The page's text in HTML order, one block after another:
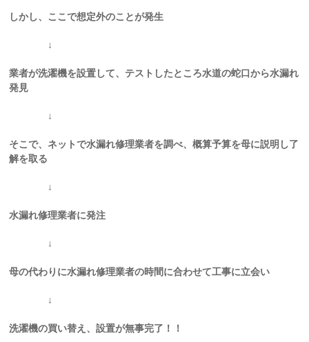
しかし、ここで想定外のことが発生
↓
業者が洗濯機を設置して、テストしたところ水道の蛇口から水漏れ
発見
↓
そこで、ネットで水漏れ修理業者を調べ、概算予算を母に説明し了
解を取る
↓
水漏れ修理業者に発注
↓
母の代わりに水漏れ修理業者の時間に合わせて工事に立会い
↓
洗濯機の買い替え、設置が無事完了！！